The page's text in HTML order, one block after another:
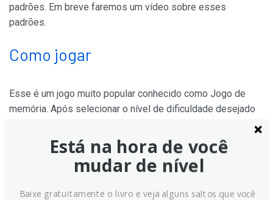
padrões. Em breve faremos um vídeo sobre esses
padrões.
Como jogar
Esse é um jogo muito popular conhecido como Jogo de
memória. Após selecionar o nível de dificuldade desejado
formar pares entre o nome do padrão de candlesticks
(velas japonesas) e o desenho do mesmo.
Para que serve?
Está na hora de você
mudar de nível
Baixe gratuitamente o livro e veja alguns saltos que você